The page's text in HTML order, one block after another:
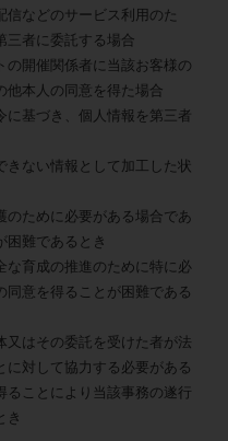
などのサービス利用のた
三者に委託する場合
の開催関係者に当該お客様の
他本人の同意を得た場合
基づき、個人情報を第三者
きない情報として加工した状
のために必要がある場合であ
困難であるとき
な育成の推進のために特に必
同意を得ることが困難である
又はその委託を受けた者が法
に対して協力する必要がある
ることにより当該事務の遂行
き